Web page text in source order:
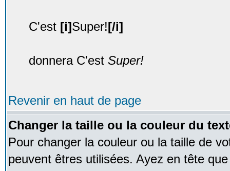
C'est [i]Super![/i]
donnera C'est Super!
Revenir en haut de page
Changer la taille ou la couleur du
Pour changer la couleur ou la taille de
peuvent êtres utilisées. Ayez en tête